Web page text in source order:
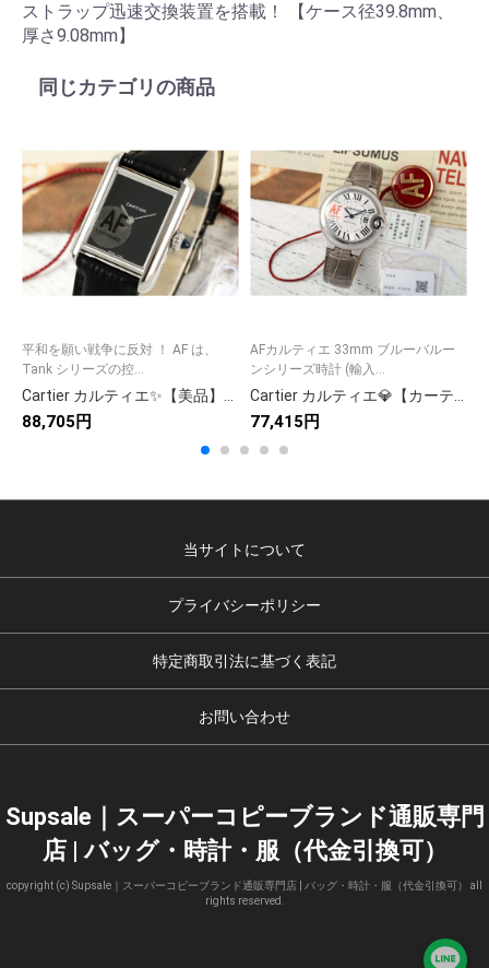
ストラップ迅速交換装置を搭載！ 【ケース径39.8mm、
厚さ9.08mm】
同じカテゴリの商品
平和を願い戦争に反対 ！ AF は、
Tank シリーズの控...
Cartier カルティエ✨【美品】Cartier カーティエ 時計 レディース 💎 人気モデル ラグジュアリー 高級腕時計 ⌚ ギフトに最適 🎁
88,705円
AFカルティエ 33mm ブルーバルー
ンシリーズ時計 (輸入...
Cartier カルティエ💎【カーティエ 時計】 高級腕時計 メンズ レディース 人気モデル✨ ラグジュアリー ギフト🎁 贈り物に最適💝 美しい仕上げ🥂
77,415円
当サイトについて
プライバシーポリシー
特定商取引法に基づく表記
お問い合わせ
Supsale｜スーパーコピーブランド通販専門
店 | バッグ・時計・服（代金引換可）
copyright (c) Supsale｜スーパーコピーブランド通販専門店 | バッグ・時計・服（代金引換可） all
rights reserved.